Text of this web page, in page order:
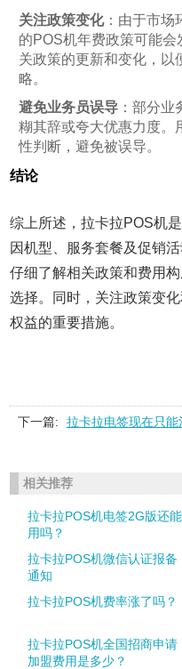
关注政策变化：由于市场
的POS机年费政策可能
关政策的更新和变化，以
略。
避免业务员误导 ：部分
糊其辞或夸大优惠力度。
性判断，避免被误导。
结论
综上所述，拉卡拉POS机
因机型、服务套餐及促销
仔细了解相关政策和费用
选择。同时，关注政策变
权益的重要措施。
下一篇: 拉卡拉电签现在只能
相关推荐
拉卡拉POS机电签2G版还能
用吗？
拉卡拉POS机微信认证报备
通知
拉卡拉POS机费率涨了吗？
拉卡拉POS机全国招商申请
加盟费用是多少？